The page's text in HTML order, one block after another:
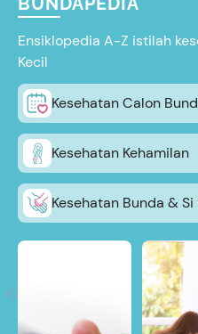
Ensiklopedia A-Z istilah
Kecil
Kesehatan Calon
Kesehatan Kehamilan
Kesehatan Bunda & Si